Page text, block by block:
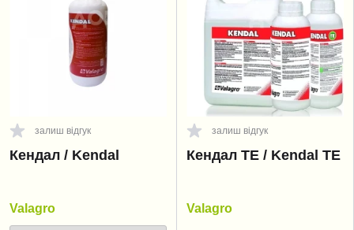
залиш відгук
Кендал / Kendal
Valagro
залиш відгук
Кендал TE / Kendal TE
Valagro